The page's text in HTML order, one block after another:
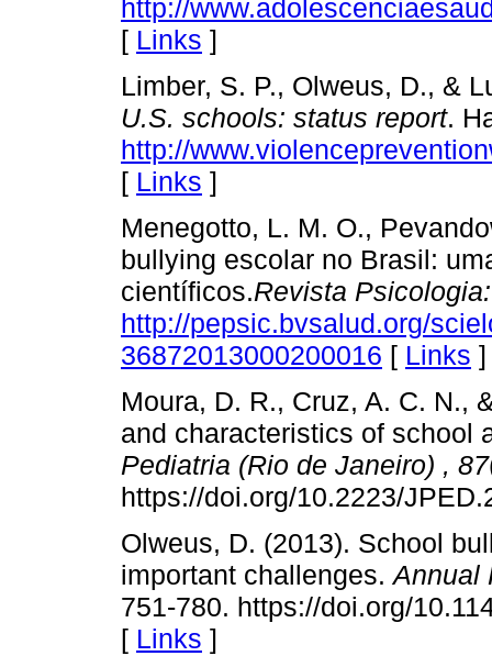
http://
[ Links ]
Limber, S. P., Olweus, D., &
U.S. schools: status report.
http://
[ Links ]
Menegotto, L. M. O.,
bullying escolar no Brasil:
científicos.Revista
http://pepsic.bvsalud.org/
36872013000200016 [ Links ]
Moura, D. R., Cruz, A. C. N.,
and characteristics of school
Pediatria (Rio de Janeiro) , 87
https://doi.org/10.2223/
Olweus, D. (2013). School
important challenges.Annual
751-780. https://doi.org/
[ Links ]